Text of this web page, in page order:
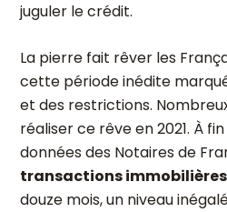
juguler le crédit.
La pierre fait rêver les
cette période inédite
et des restrictions.
réaliser ce rêve en 2021. À
données des Notaires de
transactions immobilières
douze mois, un niveau